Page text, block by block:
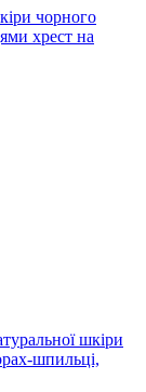
чорного
хрест на
шкіри
шпильці,